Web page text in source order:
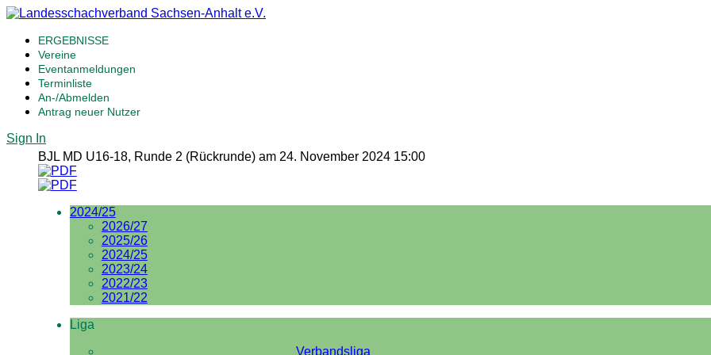
ERGEBNISSE
Vereine
Eventanmeldungen
Terminliste
An-/Abmelden
Antrag neuer Nutzer
Sign In
BJL MD U16-18, Runde 2 (Rückrunde) am 24. November 2024 15:00
2024/25
2026/27
2025/26
2024/25
2023/24
2022/23
2021/22
Liga
Verbandsliga